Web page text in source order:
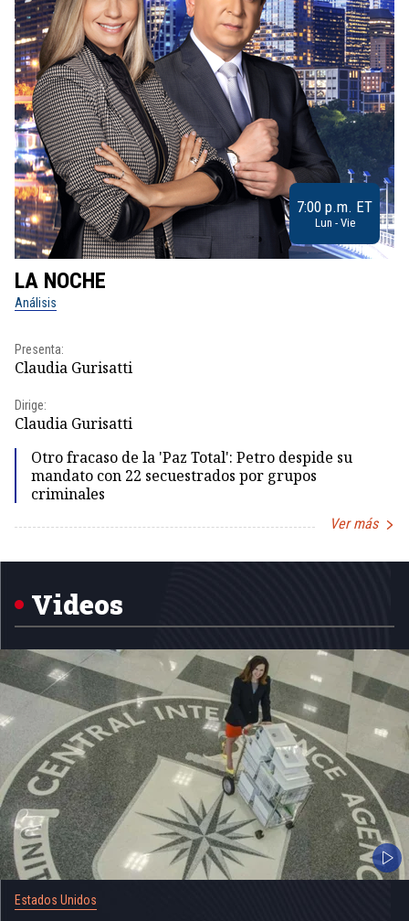
7:00 p.m. ET
Lun - Vie
LA NOCHE
Análisis
Presenta:
Claudia Gurisatti
Dirige:
Claudia Gurisatti
Otro fracaso de la 'Paz Total': Petro despide su
mandato con 22 secuestrados por grupos
criminales
Ver más
1
Videos
Estados Unidos